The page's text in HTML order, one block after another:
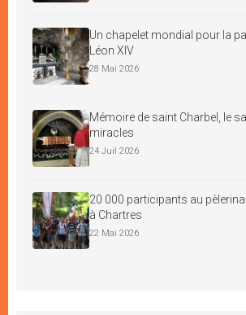
Un chapelet mondial pour la
Léon XIV
28 Mai 2026
Mémoire de saint Charbel, le
miracles
24 Juil 2026
20 000 participants au
à Chartres
22 Mai 2026